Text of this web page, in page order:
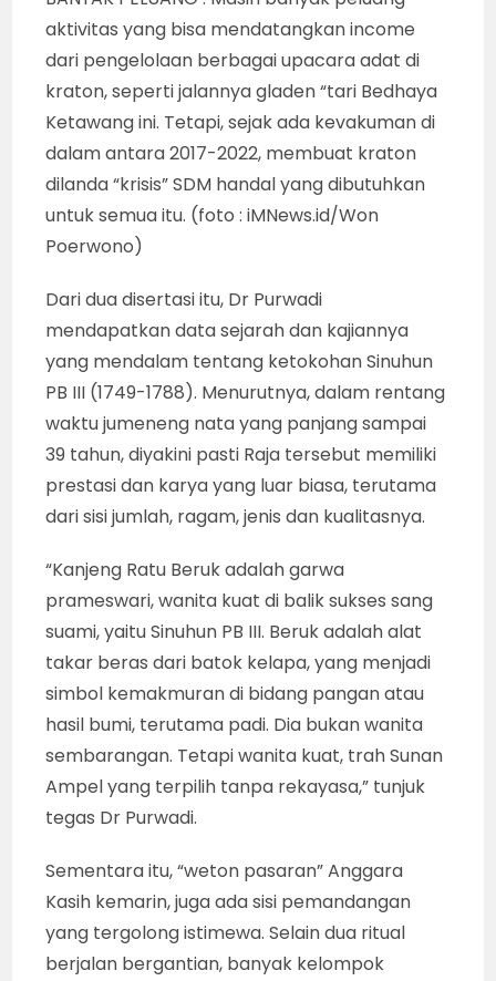
aktivitas yang bisa mendatangkan income
dari pengelolaan berbagai upacara adat di
kraton, seperti jalannya gladen “tari Bedhaya
Ketawang ini. Tetapi, sejak ada kevakuman di
dalam antara 2017-2022, membuat kraton
dilanda “krisis” SDM handal yang dibutuhkan
untuk semua itu. (foto : iMNews.id/Won
Poerwono)
Dari dua disertasi itu, Dr Purwadi
mendapatkan data sejarah dan kajiannya
yang mendalam tentang ketokohan Sinuhun
PB III (1749-1788). Menurutnya, dalam rentang
waktu jumeneng nata yang panjang sampai
39 tahun, diyakini pasti Raja tersebut memiliki
prestasi dan karya yang luar biasa, terutama
dari sisi jumlah, ragam, jenis dan kualitasnya.
“Kanjeng Ratu Beruk adalah garwa
prameswari, wanita kuat di balik sukses sang
suami, yaitu Sinuhun PB III. Beruk adalah alat
takar beras dari batok kelapa, yang menjadi
simbol kemakmuran di bidang pangan atau
hasil bumi, terutama padi. Dia bukan wanita
sembarangan. Tetapi wanita kuat, trah Sunan
Ampel yang terpilih tanpa rekayasa,” tunjuk
tegas Dr Purwadi.
Sementara itu, “weton pasaran” Anggara
Kasih kemarin, juga ada sisi pemandangan
yang tergolong istimewa. Selain dua ritual
berjalan bergantian, banyak kelompok